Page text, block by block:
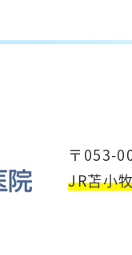
〒053-
JR苫小